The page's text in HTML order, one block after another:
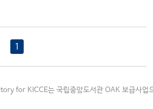
1
for KICCE는 국립중앙도서관 OAK 보급사업